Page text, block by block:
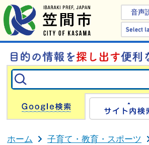
音声
Google検索
ホーム 子育て・教育・スポーツ